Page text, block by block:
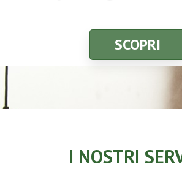
SCOPRI
I NOSTRI